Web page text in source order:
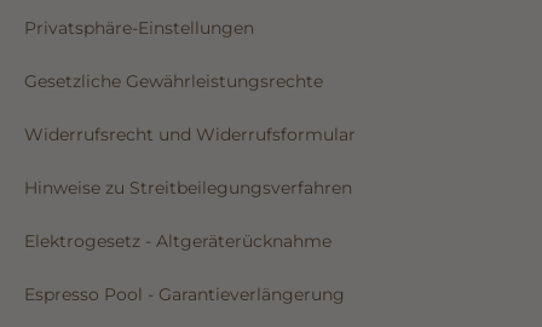
Privatsphäre-Einstellungen
Gesetzliche Gewährleistungsrechte
Widerrufsrecht und Widerrufsformular
Hinweise zu Streitbeilegungsverfahren
Elektrogesetz - Altgeräterücknahme
Espresso Pool - Garantieverlängerung